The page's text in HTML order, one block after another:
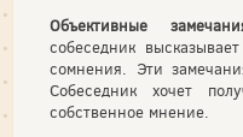
Объективные
собеседник
сомнения. Эти
Собеседник хочет
собственное мнение.